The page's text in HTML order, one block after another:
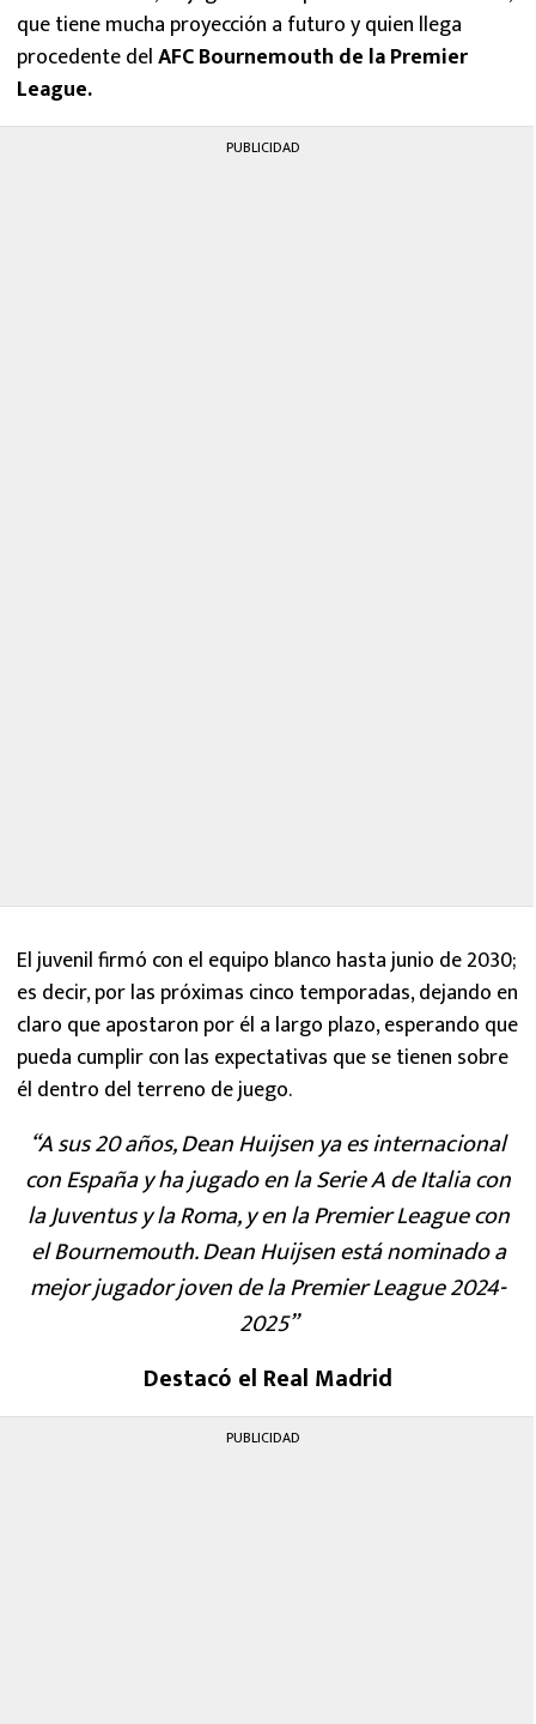
que tiene mucha proyección a futuro y quien llega
procedente delAFC Bournemouth de la Premier
League.
PUBLICIDAD
El juvenil firmó con el equipo blanco hasta junio de 2030;
es decir, por las próximas cinco temporadas, dejando en
claro que apostaron por él a largo plazo, esperando que
pueda cumplir con las expectativas que se tienen sobre
él dentro del terreno de juego.
“A sus 20 años, Dean Huijsen ya es internacional
con España y ha jugado en la Serie A de Italia con
la Juventus y la Roma, y en la Premier League con
el Bournemouth. Dean Huijsen está nominado a
mejor jugador joven de la Premier League 2024-
2025”
Destacó el Real Madrid
PUBLICIDAD